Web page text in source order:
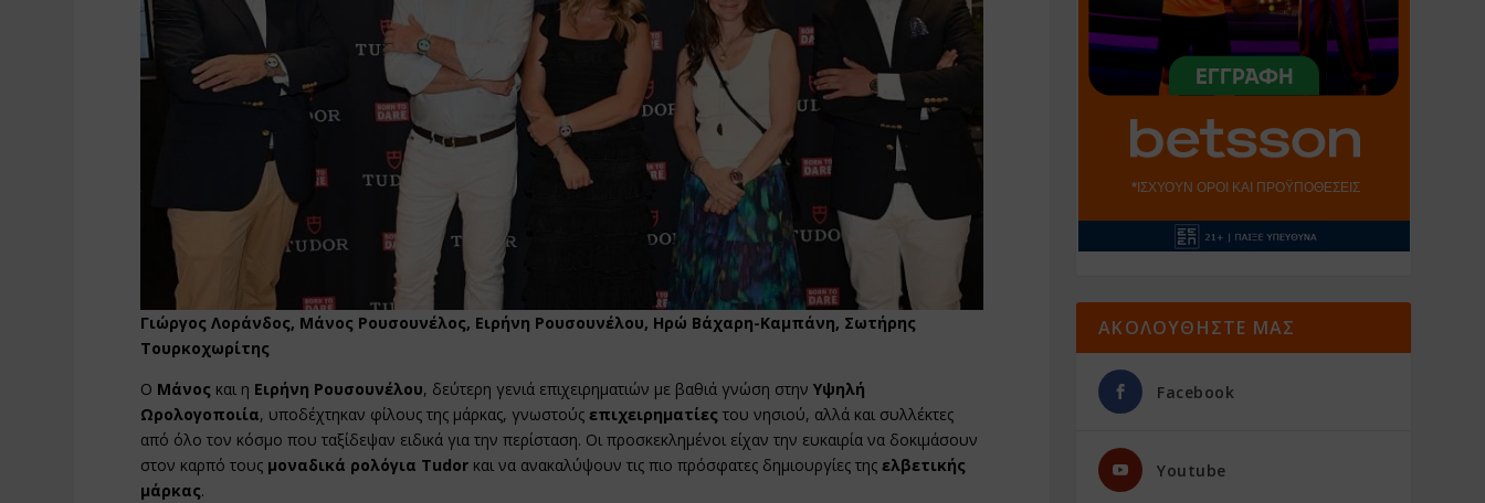
Γιώργος Λοράνδος, Μάνος Ρουσουνέλος, Ειρήνη Ρουσουνέλου, Ηρώ Βάχαρη-Καμπάνη, Σωτήρης
Τουρκοχωρίτης
Ο Μάνος και η Ειρήνη Ρουσουνέλου, δεύτερη γενιά επιχειρηματιών με βαθιά γνώση στηνΥψηλή
Ωρολογοποιία, υποδέχτηκαν φίλους της μάρκας, γνωστούςεπιχειρηματίες του νησιού, αλλά και συλλέκτες
από όλο τον κόσμο που ταξίδεψαν ειδικά για την περίσταση. Οι προσκεκλημένοι είχαν την ευκαιρία να δοκιμάσουν
στον καρπό τους μοναδικά ρολόγια Tudor και να ανακαλύψουν τις πιο πρόσφατες δημιουργίες τηςελβετικής
μάρκας.
ΑΚΟΛΟΥΘΗΣΤΕ ΜΑΣ
Facebook
Youtube